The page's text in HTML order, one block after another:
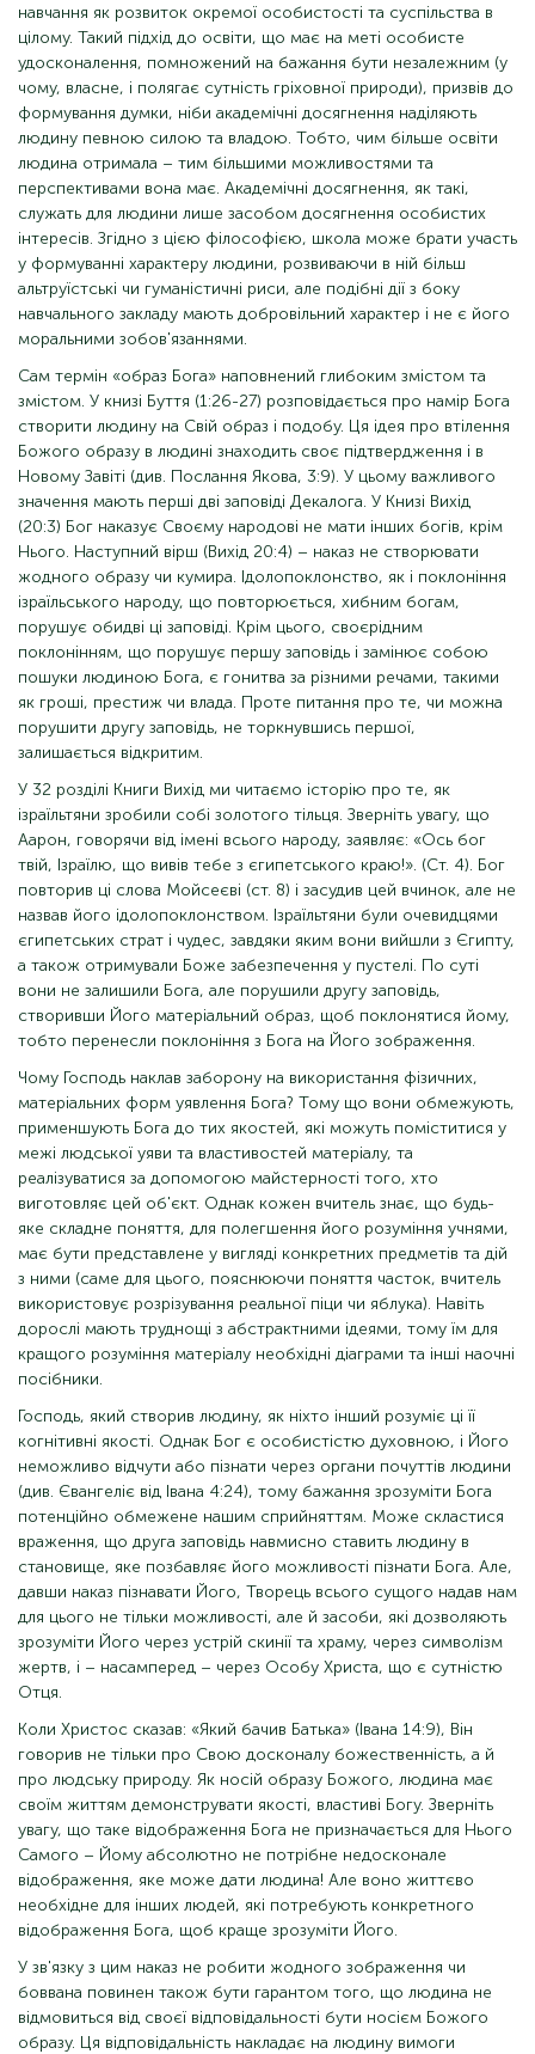
навчання як розвиток окремої особистості та суспільства в
цілому. Такий підхід до освіти, що має на меті особисте
удосконалення, помножений на бажання бути незалежним (у
чому, власне, і полягає сутність гріховної природи), призвів до
формування думки, ніби академічні досягнення наділяють
людину певною силою та владою. Тобто, чим більше освіти
людина отримала – тим більшими можливостями та
перспективами вона має. Академічні досягнення, як такі,
служать для людини лише засобом досягнення особистих
інтересів. Згідно з цією філософією, школа може брати участь
у формуванні характеру людини, розвиваючи в ній більш
альтруїстські чи гуманістичні риси, але подібні дії з боку
навчального закладу мають добровільний характер і не є його
моральними зобов'язаннями.
Сам термін «образ Бога» наповнений глибоким змістом та
змістом. У книзі Буття (1:26-27) розповідається про намір Бога
створити людину на Свій образ і подобу. Ця ідея про втілення
Божого образу в людині знаходить своє підтвердження і в
Новому Завіті (див. Послання Якова, 3:9). У цьому важливого
значення мають перші дві заповіді Декалога. У Книзі Вихід
(20:3) Бог наказує Своєму народові не мати інших богів, крім
Нього. Наступний вірш (Вихід 20:4) – наказ не створювати
жодного образу чи кумира. Ідолопоклонство, як і поклоніння
ізраїльського народу, що повторюється, хибним богам,
порушує обидві ці заповіді. Крім цього, своєрідним
поклонінням, що порушує першу заповідь і замінює собою
пошуки людиною Бога, є гонитва за різними речами, такими
як гроші, престиж чи влада. Проте питання про те, чи можна
порушити другу заповідь, не торкнувшись першої,
залишається відкритим.
У 32 розділі Книги Вихід ми читаємо історію про те, як
ізраїльтяни зробили собі золотого тільця. Зверніть увагу, що
Аарон, говорячи від імені всього народу, заявляє: «Ось бог
твій, Ізраїлю, що вивів тебе з єгипетського краю!». (Ст. 4). Бог
повторив ці слова Мойсеєві (ст. 8) і засудив цей вчинок, але не
назвав його ідолопоклонством. Ізраїльтяни були очевидцями
єгипетських страт і чудес, завдяки яким вони вийшли з Єгипту,
а також отримували Боже забезпечення у пустелі. По суті
вони не залишили Бога, але порушили другу заповідь,
створивши Його матеріальний образ, щоб поклонятися йому,
тобто перенесли поклоніння з Бога на Його зображення.
Чому Господь наклав заборону на використання фізичних,
матеріальних форм уявлення Бога? Тому що вони обмежують,
применшують Бога до тих якостей, які можуть поміститися у
межі людської уяви та властивостей матеріалу, та
реалізуватися за допомогою майстерності того, хто
виготовляє цей об'єкт. Однак кожен вчитель знає, що будь-
яке складне поняття, для полегшення його розуміння учнями,
має бути представлене у вигляді конкретних предметів та дій
з ними (саме для цього, пояснюючи поняття часток, вчитель
використовує розрізування реальної піци чи яблука). Навіть
дорослі мають труднощі з абстрактними ідеями, тому їм для
кращого розуміння матеріалу необхідні діаграми та інші наочні
посібники.
Господь, який створив людину, як ніхто інший розуміє ці її
когнітивні якості. Однак Бог є особистістю духовною, і Його
неможливо відчути або пізнати через органи почуттів людини
(див. Євангеліє від Івана 4:24), тому бажання зрозуміти Бога
потенційно обмежене нашим сприйняттям. Може скластися
враження, що друга заповідь навмисно ставить людину в
становище, яке позбавляє його можливості пізнати Бога. Але,
давши наказ пізнавати Його, Творець всього сущого надав нам
для цього не тільки можливості, але й засоби, які дозволяють
зрозуміти Його через устрій скинії та храму, через символізм
жертв, і – насамперед – через Особу Христа, що є сутністю
Отця.
Коли Христос сказав: «Який бачив Батька» (Івана 14:9), Він
говорив не тільки про Свою досконалу божественність, а й
про людську природу. Як носій образу Божого, людина має
своїм життям демонструвати якості, властиві Богу. Зверніть
увагу, що таке відображення Бога не призначається для Нього
Самого – Йому абсолютно не потрібне недосконале
відображення, яке може дати людина! Але воно життєво
необхідне для інших людей, які потребують конкретного
відображення Бога, щоб краще зрозуміти Його.
У зв'язку з цим наказ не робити жодного зображення чи
боввана повинен також бути гарантом того, що людина не
відмовиться від своєї відповідальності бути носієм Божого
образу. Ця відповідальність накладає на людину вимоги